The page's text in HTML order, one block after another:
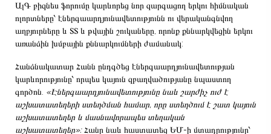
ԱլԳ բիզնես ֆորումը կարևորեց նոր զարգացող երկու հիմնական
ոլորտները՝ էներգաարդյունավետությունն ու վերականգնվող
աղբյուրները և ՏՏ և թվային շուկաները, որոնք քննարկվեցին երկու
առանձին խմբային քննարկումների ժամանակ:
Հանձնակատար Հանն ընդգծեց էներգաարդյունավետության
կարևորությունը՝ որպես կայուն զբաղվածությանը նպաստող
գործոն. «Էներգաարդյունավետությունը նաև շարժիչ ուժ է
աշխատատեղերի ստեղծման համար, որը ստեղծում է շատ կայուն
աշխատատեղեր և մասնավորապես տեղական
աշխատատեղեր»:Հանը նաև հաստատեց ԵՄ-ի մտադրությունը՝